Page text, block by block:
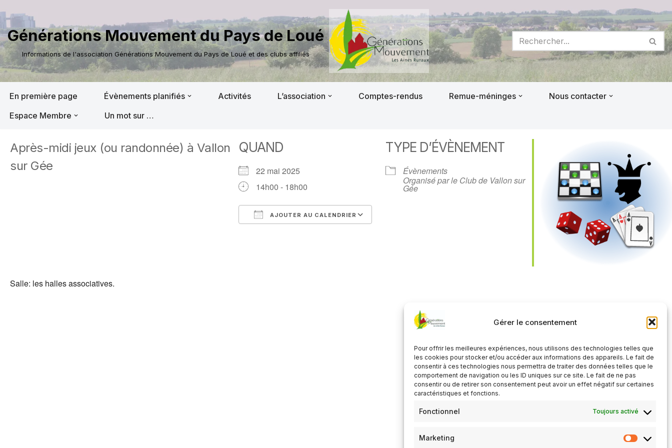
Gérer le consentement
Pour offrir les meilleures expériences, nous utilisons des technologies telles que
les cookies pour stocker et/ou accéder aux informations des appareils. Le fait de
consentir à ces technologies nous permettra de traiter des données telles que le
comportement de navigation ou les ID uniques sur ce site. Le fait de ne pas
consentir ou de retirer son consentement peut avoir un effet négatif sur certaines
caractéristiques et fonctions.
Fonctionnel Toujours activé
Marketing
Aller
au
contenu
Générations Mouvement du Pays de Loué
Informations de l'association Générations Mouvement du Pays de Loué et des clubs affiliés
En première page Évènements planifiés Activités L’association Comptes-rendus Remue-méninges
Nous contacter
Espace Membre
Un mot sur …
Après-midi jeux (ou randonnée) à Vallon
sur Gée
QUAND
22 mai 2025
14h00 - 18h00
AJOUTER AU CALENDRIER
Office 365
TYPE D’ÉVÈNEMENT
Évènements
Organisé par le Club de Vallon sur
Gée
Salle: les halles associatives.